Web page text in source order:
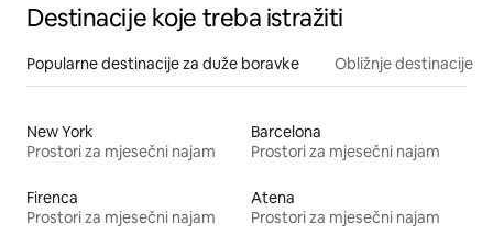
Destinacije koje treba istražiti
Popularne destinacije za duže boravke Obližnje destinacije
New York
Prostori za mjesečni najam
Barcelona
Prostori za mjesečni najam
Firenca
Prostori za mjesečni najam
Atena
Prostori za mjesečni najam